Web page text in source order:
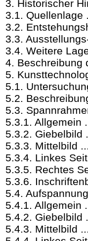
3. Historischer
3.1. Quellenlage
3.2.
3.3.
3.4. Weitere
4. Beschreibung
5.
5.1.
5.2.
5.3.
5.3.1. Allgemein
5.3.2. Giebelbild
5.3.3. Mittelbild
5.3.4. Linkes
5.3.5. Rechtes
5.3.6.
5.4.
5.4.1. Allgemein
5.4.2. Giebelbild
5.4.3. Mittelbild